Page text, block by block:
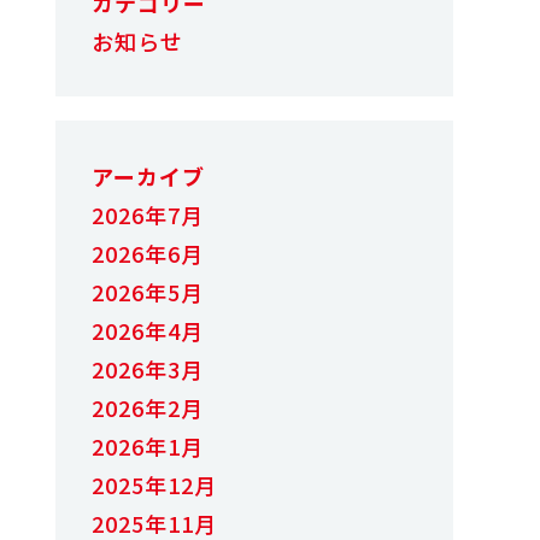
お知らせ
アーカイブ
2026年7月
2026年6月
2026年5月
2026年4月
2026年3月
2026年2月
2026年1月
2025年12月
2025年11月